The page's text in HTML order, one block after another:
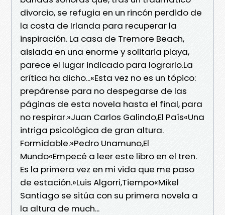
divorcio, se refugia en un rincón perdido de
la costa de Irlanda para recuperar la
inspiración. La casa de Tremore Beach,
aislada en una enorme y solitaria playa,
parece el lugar indicado para lograrlo.La
crítica ha dicho...«Esta vez no es un tópico:
prepárense para no despegarse de las
páginas de esta novela hasta el final, para
no respirar.»Juan Carlos Galindo,El País«Una
intriga psicológica de gran altura.
Formidable.»Pedro Unamuno,El
Mundo«Empecé a leer este libro en el tren.
Es la primera vez en mi vida que me paso
de estación.»Luis Algorri,Tiempo«Mikel
Santiago se sitúa con su primera novela a
la altura de much...